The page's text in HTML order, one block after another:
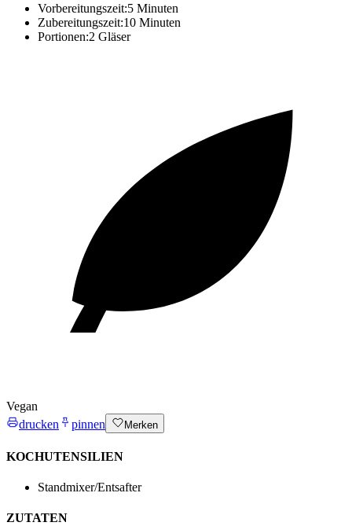
Vorbereitungszeit:5 Minuten
Zubereitungszeit:10 Minuten
Portionen:2 Gläser
Vegan
drucken
pinnen Merken
KOCHUTENSILIEN
Standmixer/Entsafter
ZUTATEN